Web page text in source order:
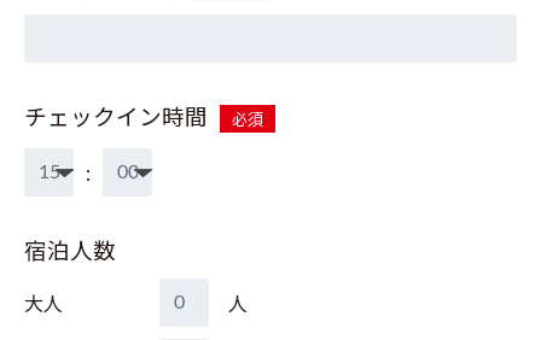
チェックイン時間 必須
:
宿泊人数
大人 人